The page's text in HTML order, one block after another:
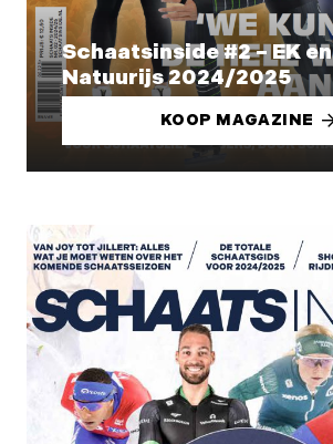
Schaatsinside #2 – EK en
Natuurijs 2024/2025
KOOP MAGAZINE